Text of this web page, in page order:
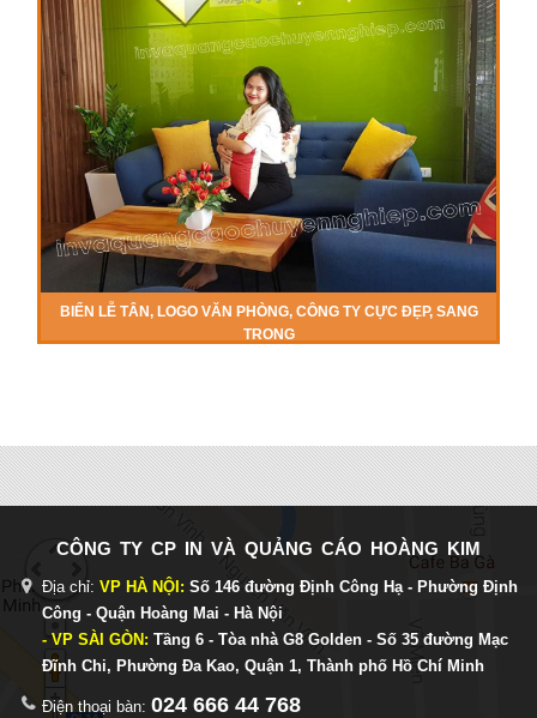
BIỂN LỄ TÂN, LOGO VĂN PHÒNG, CÔNG TY CỰC ĐẸP, SANG
TRỌNG
CÔNG TY CP IN VÀ QUẢNG CÁO HOÀNG KIM
Địa chỉ: VP HÀ NỘI: Số 146 đường Định Công Hạ - Phường Định
Công - Quận Hoàng Mai - Hà Nội
- VP SÀI GÒN: Tầng 6 - Tòa nhà G8 Golden - Số 35 đường Mạc
Đĩnh Chi, Phường Đa Kao, Quận 1, Thành phố Hồ Chí Minh
Điện thoại bàn: 024 666 44 768